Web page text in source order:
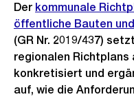
Der kommunale
öffentliche Bauten
(GR Nr. 2019/437)
regionalen Richtplans
konkretisiert und
auf, wie die